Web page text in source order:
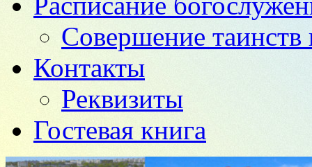
Совершение таинств
Контакты
Реквизиты
Гостевая книга